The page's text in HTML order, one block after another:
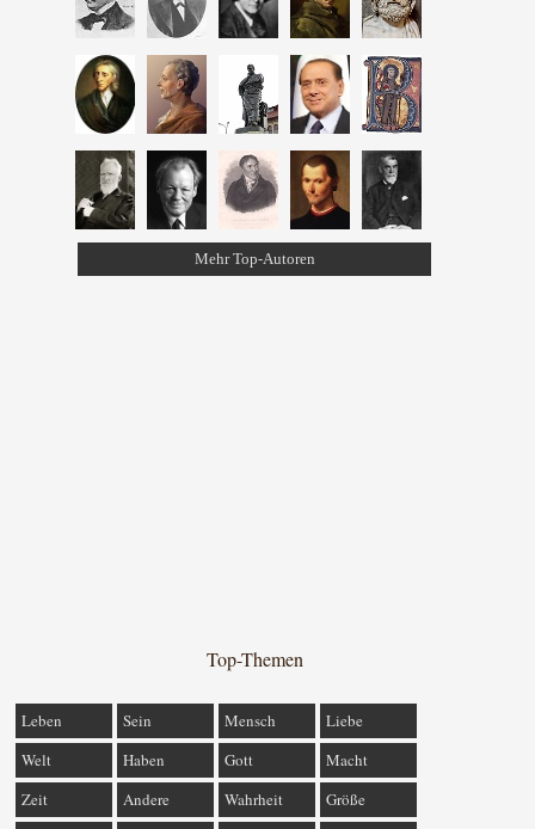
Mehr Top-Autoren
Top-Themen
Leben Sein Mensch
Liebe
Welt
Haben Gott
Macht
Zeit
Andere Wahrheit
Größe